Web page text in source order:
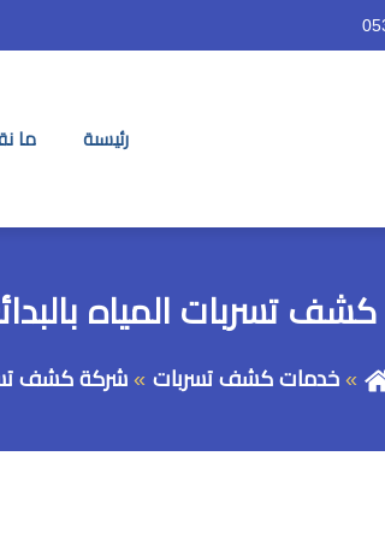
رئيسىة ما
تسربات المياه بالبدائع –
خدمات كشف تسربات شركة كشف